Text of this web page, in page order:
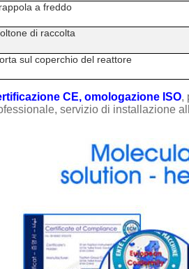
a freddo
di raccolta
sul coperchio del reattore
CE, omologazione ISO,
servizio di installazione